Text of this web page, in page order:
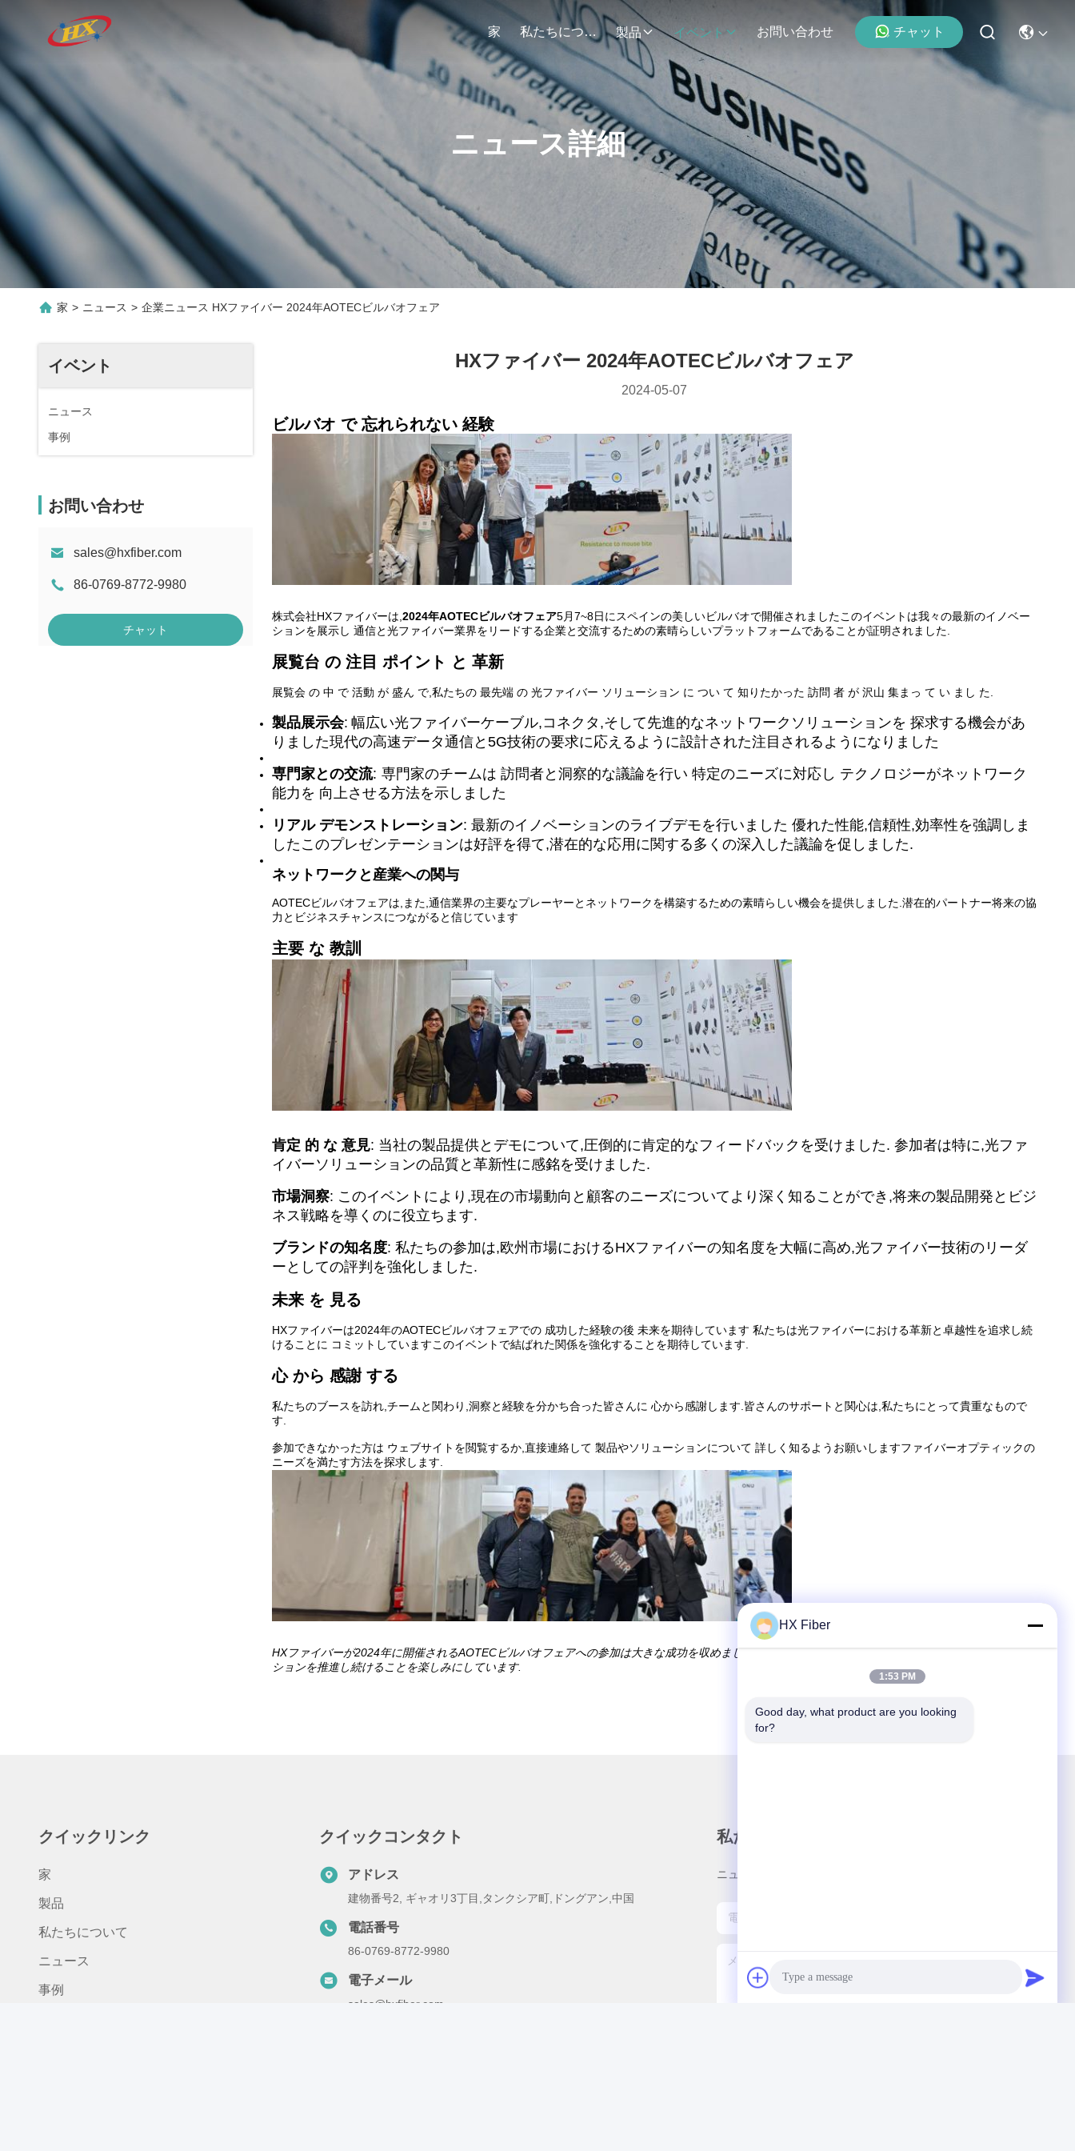
家 私たちについて 製品 イベント お問い合わせ チャット
ニュース詳細
家 > ニュース > 企業ニュース HXファイバー 2024年AOTECビルバオフェア
イベント
ニュース
事例
お問い合わせ
sales@hxfiber.com
86-0769-8772-9980
チャット
HXファイバー 2024年AOTECビルバオフェア
2024-05-07
ビルバオ で 忘れられない 経験
株式会社HXファイバーは, 2024年AOTECビルバオフェア5月7~8日にスペインの美しいビルバオで開催されましたこのイベントは我々の最新のイノベー
ションを展示し 通信と光ファイバー業界をリードする企業と交流するための素晴らしいプラットフォームであることが証明されました.
展覧台 の 注目 ポイント と 革新
展覧会 の 中 で 活動 が 盛ん で,私たちの 最先端 の 光ファイバー ソリューション に つい て 知りたかった 訪問 者 が 沢山 集まっ て い まし た.
製品展示会: 幅広い光ファイバーケーブル,コネクタ,そして先進的なネットワークソリューションを 探求する機会があ
りました現代の高速データ通信と5G技術の要求に応えるように設計された注目されるようになりました
専門家との交流: 専門家のチームは 訪問者と洞察的な議論を行い 特定のニーズに対応し テクノロジーがネットワーク
能力を 向上させる方法を示しました
リアル デモンストレーション: 最新のイノベーションのライブデモを行いました 優れた性能,信頼性,効率性を強調しま
したこのプレゼンテーションは好評を得て,潜在的な応用に関する多くの深入した議論を促しました.
ネットワークと産業への関与
AOTECビルバオフェアは,また,通信業界の主要なプレーヤーとネットワークを構築するための素晴らしい機会を提供しました.潜在的パートナー将来の協
力とビジネスチャンスにつながると信じています
主要 な 教訓
肯定 的 な 意見: 当社の製品提供とデモについて,圧倒的に肯定的なフィードバックを受けました. 参加者は特に,光ファ
イバーソリューションの品質と革新性に感銘を受けました.
市場洞察: このイベントにより,現在の市場動向と顧客のニーズについてより深く知ることができ,将来の製品開発とビジ
ネス戦略を導くのに役立ちます.
ブランドの知名度: 私たちの参加は,欧州市場におけるHXファイバーの知名度を大幅に高め,光ファイバー技術のリーダ
ーとしての評判を強化しました.
未来 を 見る
HXファイバーは2024年のAOTECビルバオフェアでの 成功した経験の後 未来を期待しています 私たちは光ファイバーにおける革新と卓越性を追求し続
けることに コミットしていますこのイベントで結ばれた関係を強化することを期待しています.
心 から 感謝 する
私たちのブースを訪れ,チームと関わり,洞察と経験を分かち合った皆さんに 心から感謝します.皆さんのサポートと関心は,私たちにとって貴重なもので
す.
参加できなかった方は ウェブサイトを閲覧するか,直接連絡して 製品やソリューションについて 詳しく知るようお願いしますファイバーオプティックの
ニーズを満たす方法を探求します.
HXファイバーが2024年に開催されるAOTECビルバオフェアへの参加は大きな成功を収めました.この勢いを活かし,光ファイバー業界におけるイノベー
ションを推進し続けることを楽しみにしています.
クイックリンク
家
製品
私たちについて
ニュース
事例
クイックコンタクト
アドレス
建物番号2, ギャオリ3丁目,タンクシア町,ドングアン,中国
電話番号
86-0769-8772-9980
電子メール
sales@hxfiber.com
私たちのニュースレター
ニュースレターを購読して、割引などを入手してください。
HX Fiber
1:53 PM
Good day, what product are you looking
for?